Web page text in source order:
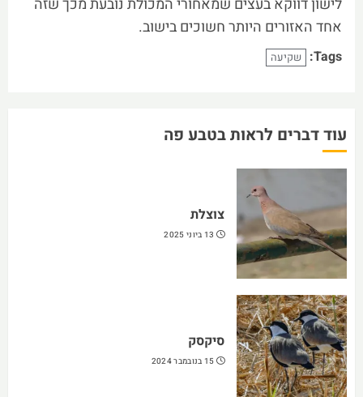
לישון דווקא בעצים שמאחורי המכולת נובעת מכך שזה
אחד האזורים היותר חשוכים בישוב.
Tags: שקיעה
עוד דברים לראות בטבע פה
צוצלת
13 ביוני 2025
סיקסק
15 בנובמבר 2024